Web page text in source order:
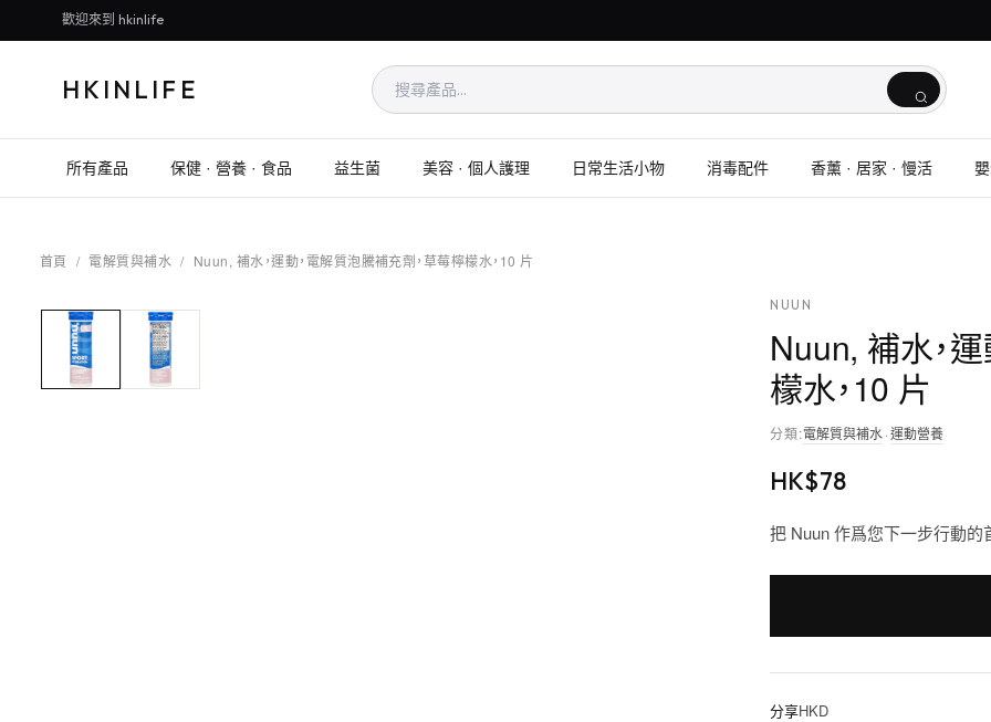
歡迎來到 hkinlife
HKINLIFE
所有產品 保健 · 營養 · 食品 益生菌 美容 · 個人護理 日常生活小物 消毒配件 香薰 · 居家 · 慢活
首頁 / 電解質與補水 / Nuun, 補水，運動，電解質泡騰補充劑，草莓檸檬水，10 片
NUUN
Nuun, 補水，
檬水，10 片
分類:電解質與補水·運動營養
HK$78
把 Nuun 作爲您下一步行動的
分享HKD